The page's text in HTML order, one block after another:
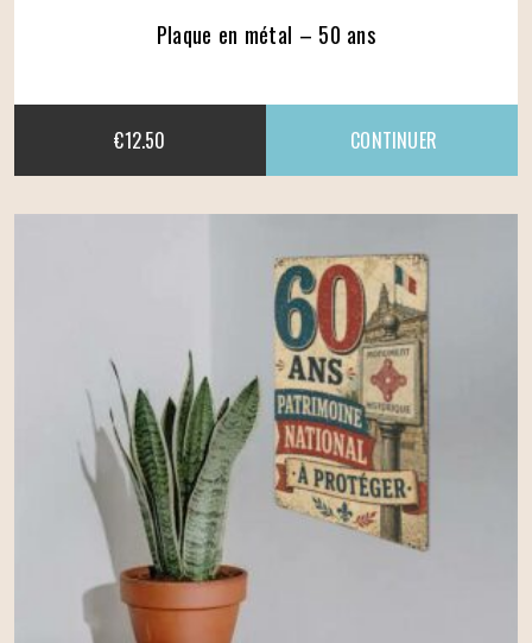
Plaque en métal – 50 ans
€12.50